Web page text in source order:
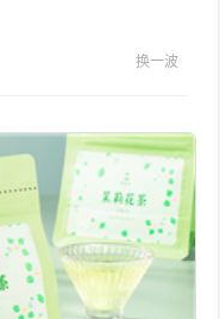
换一波